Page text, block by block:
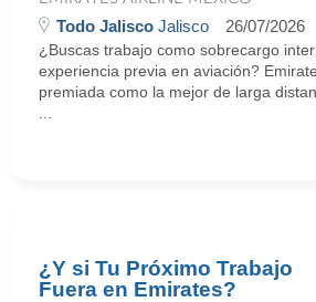
Todo Jalisco Jalisco 26/07/2026
¿Buscas trabajo como sobrecargo
experiencia previa en aviación?
premiada como la mejor de larga
¿Y si Tu Próximo Trabajo
Fuera en Emirates?